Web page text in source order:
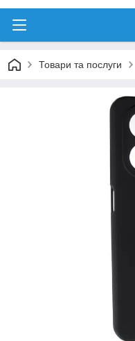
Товари та послуги